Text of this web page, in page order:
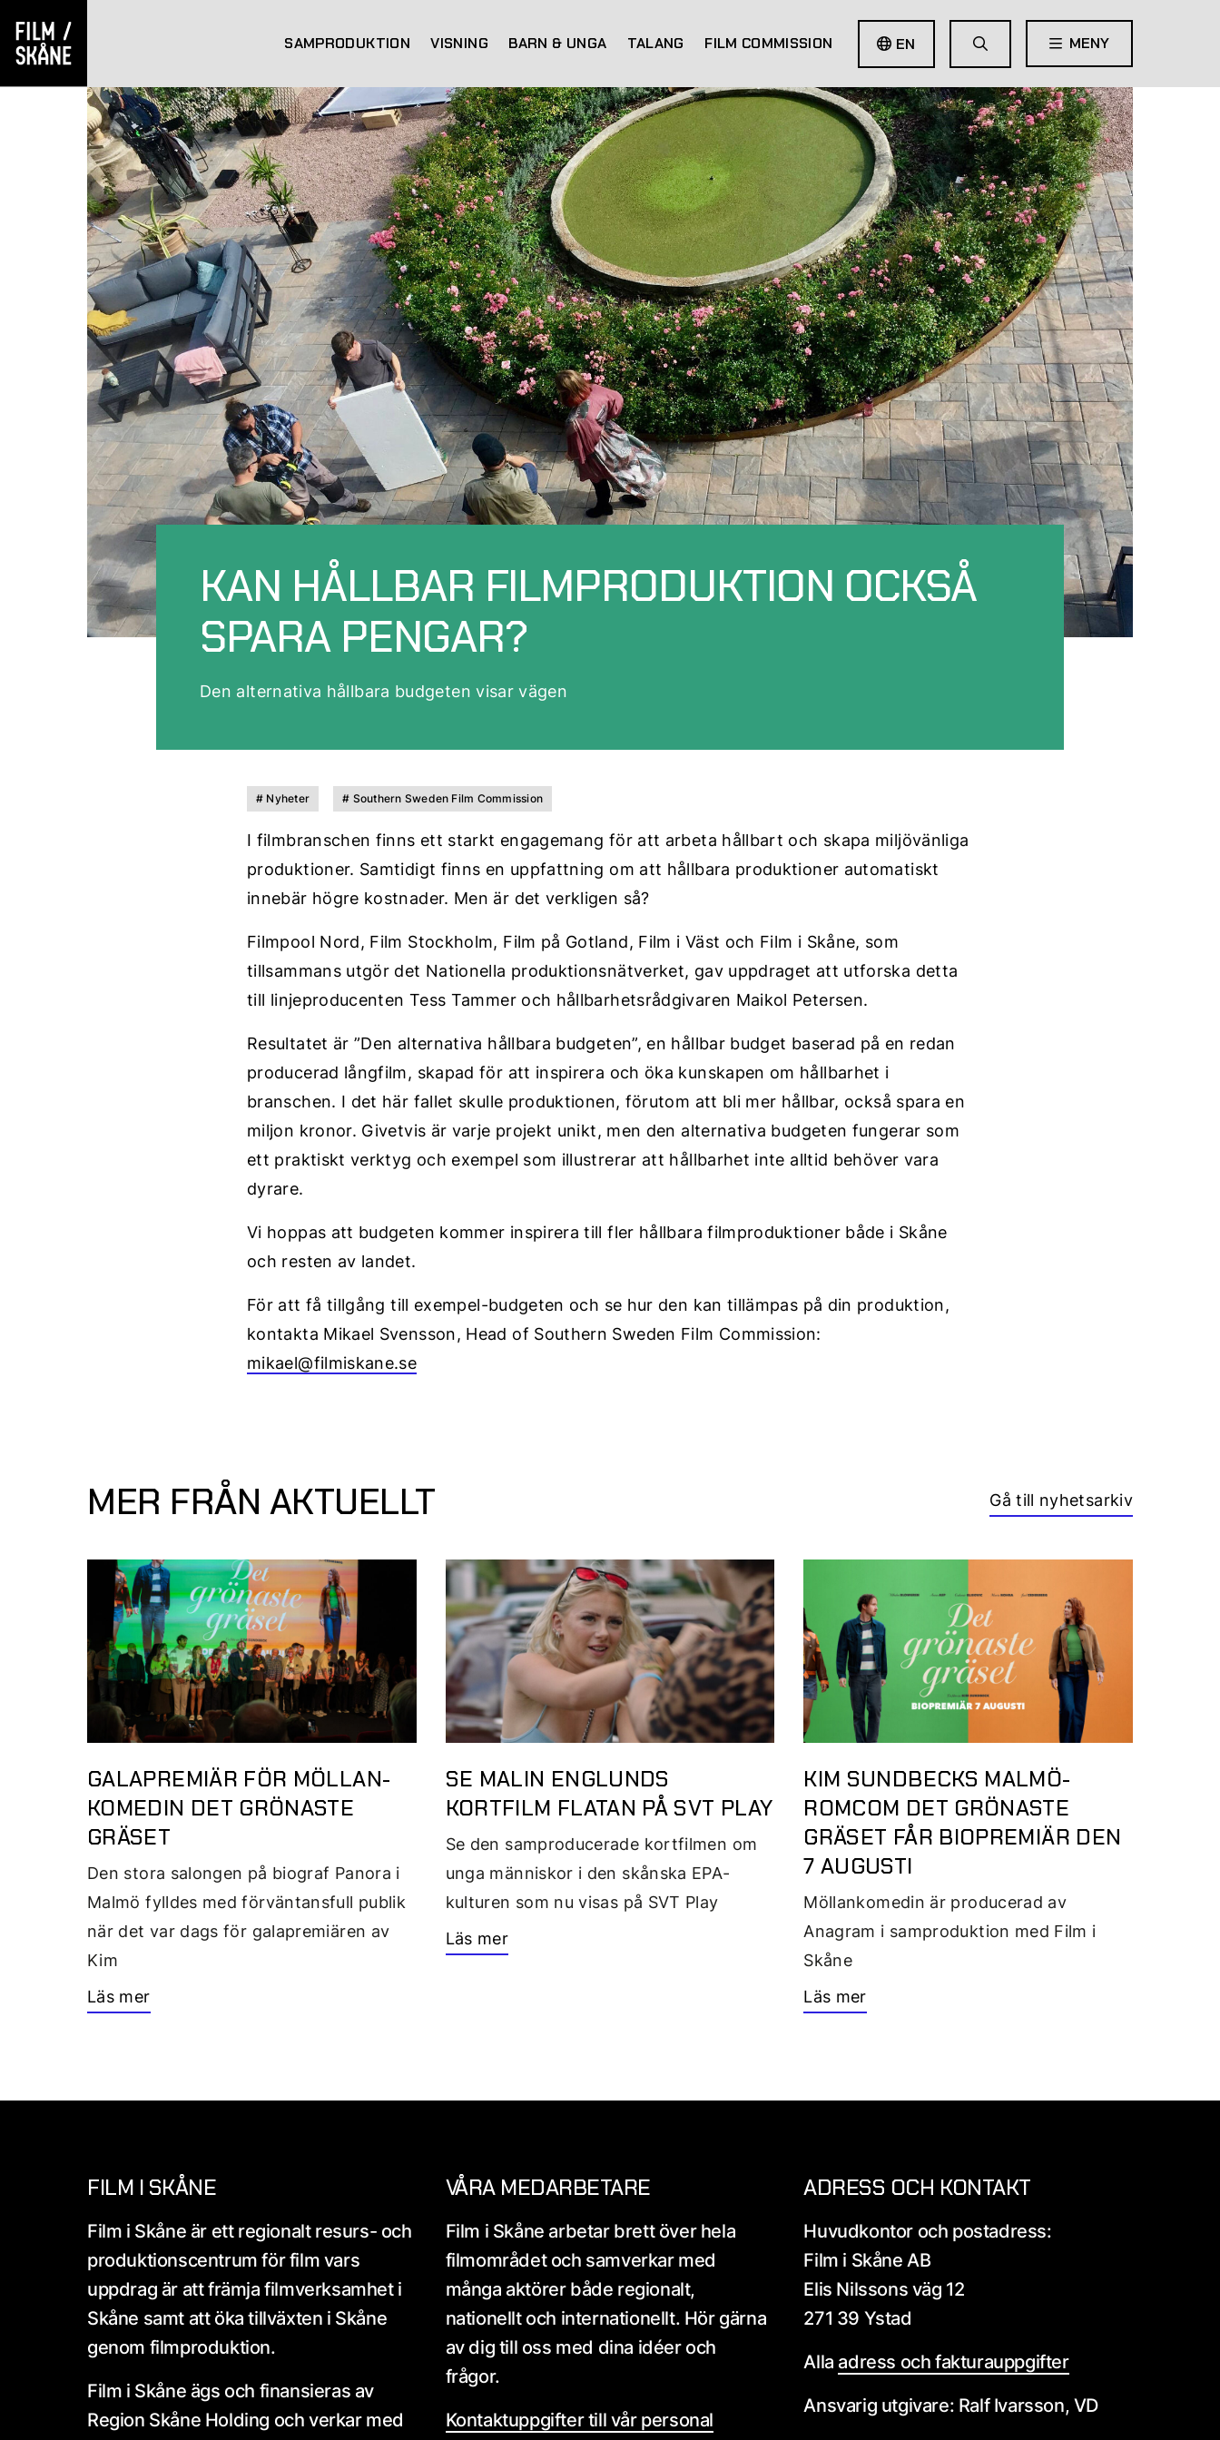
SAMPRODUKTION VISNING BARN & UNGA TALANG FILM COMMISSION EN MENY
KAN HÅLLBAR FILMPRODUKTION OCKSÅ
SPARA PENGAR?
Den alternativa hållbara budgeten visar vägen
# Nyheter # Southern Sweden Film Commission
I filmbranschen finns ett starkt engagemang för att arbeta hållbart och skapa miljövänliga
produktioner. Samtidigt finns en uppfattning om att hållbara produktioner automatiskt
innebär högre kostnader. Men är det verkligen så?
Filmpool Nord, Film Stockholm, Film på Gotland, Film i Väst och Film i Skåne, som
tillsammans utgör det Nationella produktionsnätverket, gav uppdraget att utforska detta
till linjeproducenten Tess Tammer och hållbarhetsrådgivaren Maikol Petersen.
Resultatet är ”Den alternativa hållbara budgeten”, en hållbar budget baserad på en redan
producerad långfilm, skapad för att inspirera och öka kunskapen om hållbarhet i
branschen. I det här fallet skulle produktionen, förutom att bli mer hållbar, också spara en
miljon kronor. Givetvis är varje projekt unikt, men den alternativa budgeten fungerar som
ett praktiskt verktyg och exempel som illustrerar att hållbarhet inte alltid behöver vara
dyrare.
Vi hoppas att budgeten kommer inspirera till fler hållbara filmproduktioner både i Skåne
och resten av landet.
För att få tillgång till exempel-budgeten och se hur den kan tillämpas på din produktion,
kontakta Mikael Svensson, Head of Southern Sweden Film Commission:
mikael@filmiskane.se
MER FRÅN AKTUELLT Gå till nyhetsarkiv
GALAPREMIÄR FÖR MÖLLAN-
KOMEDIN DET GRÖNASTE
GRÄSET
Den stora salongen på biograf Panora i
Malmö fylldes med förväntansfull publik
när det var dags för galapremiären av
Kim
Läs mer
SE MALIN ENGLUNDS
KORTFILM FLATAN PÅ SVT PLAY
Se den samproducerade kortfilmen om
unga människor i den skånska EPA-
kulturen som nu visas på SVT Play
Läs mer
KIM SUNDBECKS MALMÖ-
ROMCOM DET GRÖNASTE
GRÄSET FÅR BIOPREMIÄR DEN
7 AUGUSTI
Möllankomedin är producerad av
Anagram i samproduktion med Film i
Skåne
Läs mer
FILM I SKÅNE
Film i Skåne är ett regionalt resurs- och
produktionscentrum för film vars
uppdrag är att främja filmverksamhet i
Skåne samt att öka tillväxten i Skåne
genom filmproduktion.
Film i Skåne ägs och finansieras av
Region Skåne Holding och verkar med
VÅRA MEDARBETARE
Film i Skåne arbetar brett över hela
filmområdet och samverkar med
många aktörer både regionalt,
nationellt och internationellt. Hör gärna
av dig till oss med dina idéer och
frågor.
Kontaktuppgifter till vår personal
ADRESS OCH KONTAKT
Huvudkontor och postadress:
Film i Skåne AB
Elis Nilssons väg 12
271 39 Ystad
Alla adress och fakturauppgifter
Ansvarig utgivare: Ralf Ivarsson, VD